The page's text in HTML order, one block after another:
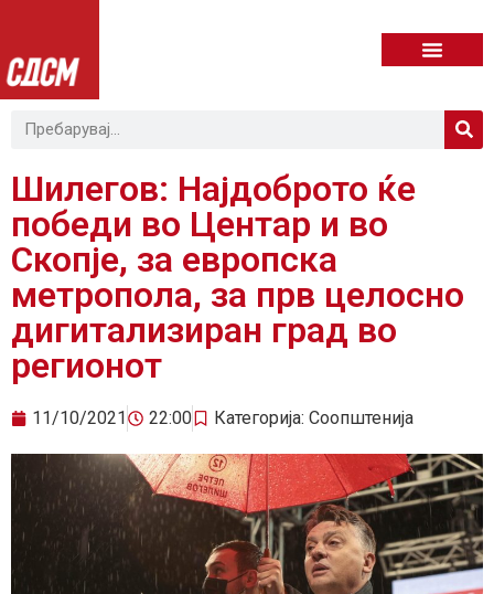
Шилегов: Најдоброто ќе
победи во Центар и во
Скопје, за европска
метропола, за прв целосно
дигитализиран град во
регионот
11/10/2021 22:00 Категорија: Соопштенија